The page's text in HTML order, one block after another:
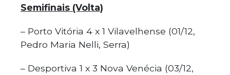
Semifinais (Volta)
– Porto Vitória 4 x 1 Vilavelhense (01/12,
Pedro Maria Nelli, Serra)
– Desportiva 1 x 3 Nova Venécia (03/12,